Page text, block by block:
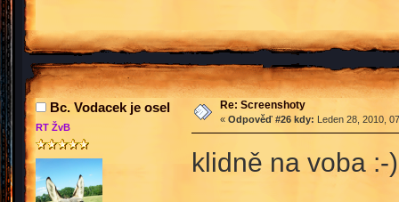
Bc. Vodacek je osel
RT ŽvB
Re: Screenshoty
« Odpověď #26 kdy: Leden 28, 2010,
klidně na voba :-)